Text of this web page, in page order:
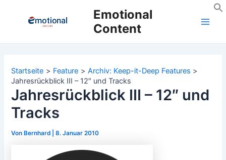
Emotional
Content
Startseite Feature
Archiv: Keep-it-Deep Features
Jahresrückblick III – 12″ und Tracks
Jahresrückblick III – 12″ und
Tracks
Von Bernhard |8. Januar 2010